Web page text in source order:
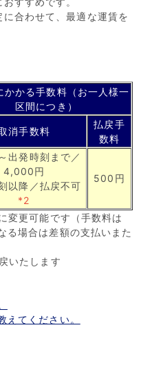
合わせて、最適な運賃を
かかる手数料（お一人様一
区間につき）
消手数料
払戻手
数料
出発時刻まで／
4,000円
以降／払戻不可
*2
500円
変更可能です（手数料は
る場合は差額の支払いまた
いたします
えてください。